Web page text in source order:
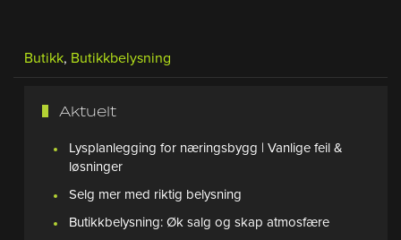
Butikk, Butikkbelysning
Aktuelt
Lysplanlegging for næringsbygg | Vanlige feil &
løsninger
Selg mer med riktig belysning
Butikkbelysning: Øk salg og skap atmosfære